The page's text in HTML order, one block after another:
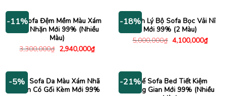
1,570,000₫.
-11%
Bộ Sofa Đệm Mềm Màu Xám
Nhã Nhặn Mới 99% (Nhiều
Màu)
3,300,000₫ Giá
gốc
2,940,000₫Giá
hiện
2,940,000₫.
-18%
Thanh Lý Bộ Sofa Bọc Vải Nỉ
Mới 99% (2 Màu)
5,000,000₫ Giá
gốc
4,100,000₫Giá
hiện
-5%
Ghế Sofa Da Màu Xám Nhã
Nhặn Có Gối Kèm Mới 99%
-21%Ghế Sofa Bed Tiết Kiệm
Không Gian Mới 99% (Nhiều